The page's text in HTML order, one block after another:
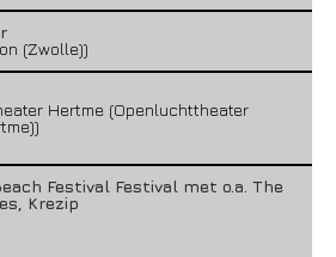
(Zwolle))
Hertme (Openluchttheater
Festival Festival met o.a. The
Krezip